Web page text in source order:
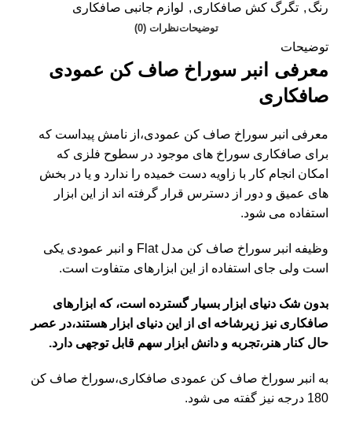
رنگ , تگرگ کش صافکاری , لوازم جانبی صافکاری
توضیحاتنظرات (0)
توضیحات
معرفی انبر سوراخ صاف کن عمودی
صافکاری
معرفی انبر سوراخ صاف کن عمودی،از نامش پیداست که
برای صافکاری سوراخ های موجود در سطوح فلزی که
امکان انجام کار با زاویه دست خمیده را ندارد و یا در بخش
های عمیق و دور از دسترس قرار گرفته اند از این ابزار
استفاده می شود.
وظیفه انبر سوراخ صاف کن مدل Flat و انبر عمودی یکی
است ولی جای استفاده از این ابزارهای متفاوت است.
بدون شک دنیای ابزار بسیار گسترده است، که ابزارهای
صافکاری نیز زیرشاخه ای از این دنیای ابزار هستند،در عصر
حال کنار هنر،تجربه و دانش ابزار سهم قابل توجهی دارد.
به انبر سوراخ صاف کن عمودی صافکاری،سوراخ صاف کن
180 درجه نیز گفته می شود.